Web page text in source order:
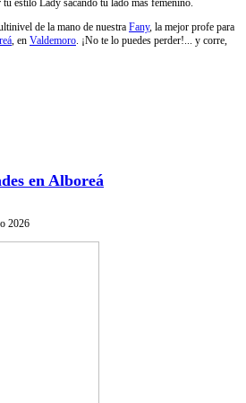
estilo Lady sacando tu lado más femenino.
de la mano de nuestra Fany, la mejor profe para
, en Valdemoro. ¡No te lo puedes perder!... y corre,
en Alboreá
2026